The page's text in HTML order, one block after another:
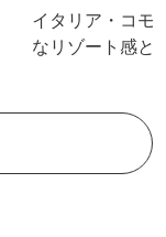
イタリア・コモ
なリゾート感と